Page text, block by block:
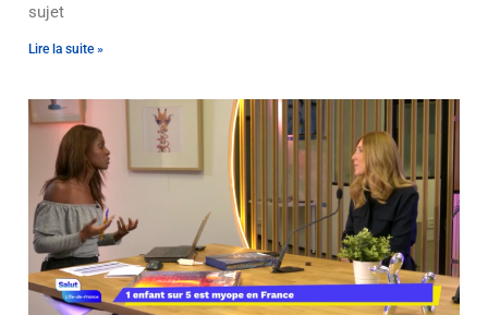
sujet
Lire la suite »